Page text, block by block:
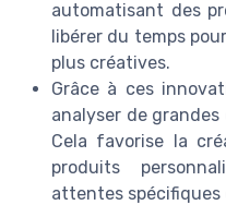
automatisant des
libérer du temps
plus créatives.
Grâce à ces
analyser de
Cela favorise la
produits
attentes spécifiques